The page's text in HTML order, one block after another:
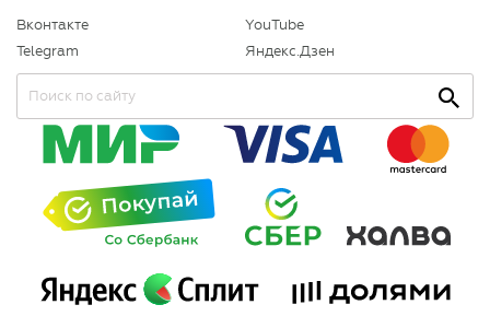
Вконтакте
Telegram
YouTube
Яндекс.Дзен